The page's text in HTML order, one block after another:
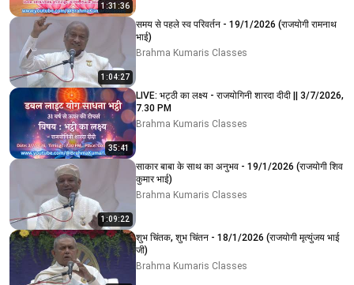
1:31:36
1:04:27
समय से पहले स्व परिवर्तन - 19/1/2026 (राजयोगी रामनाथ
भाई)
Brahma Kumaris Classes
35:41
LIVE: भट्ठी का लक्ष्य - राजयोगिनी शारदा दीदी || 3/7/2026,
7.30 PM
Brahma Kumaris Classes
1:09:22
साकार बाबा के साथ का अनुभव - 19/1/2026 (राजयोगी शिव
कुमार भाई)
Brahma Kumaris Classes
शुभ चिंतक, शुभ चिंतन - 18/1/2026 (राजयोगी मृत्युंजय भाई
जी)
Brahma Kumaris Classes